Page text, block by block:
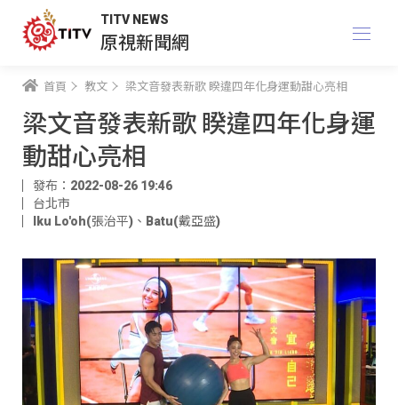
TITV NEWS
原視新聞網
首頁 教文 梁文音發表新歌 睽違四年化身運動甜心亮相
梁文音發表新歌 睽違四年化身運
動甜心亮相
發布：2022-08-26 19:46
台北市
Iku Lo'oh(張治平) 、 Batu(戴亞盛)